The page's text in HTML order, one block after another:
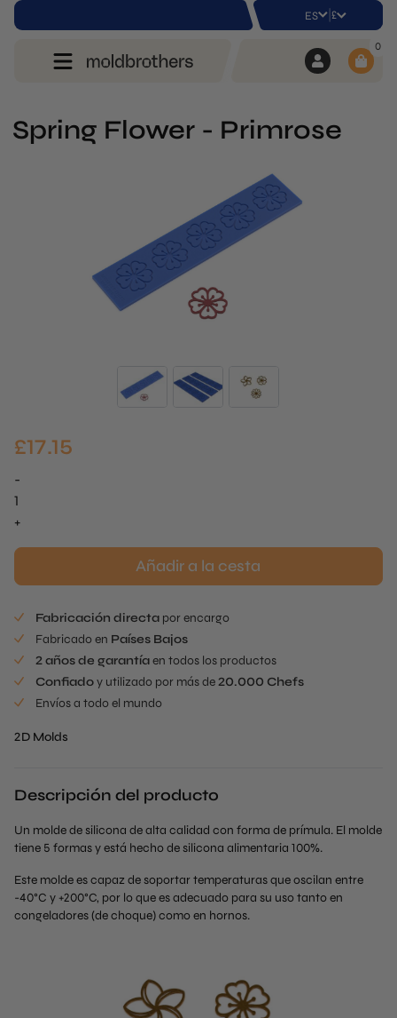
ES | £
0
Spring Flower - Primrose
£17.15
-
Flor
de
Prímula
+
Añadir a la cesta
Fabricación directa por encargo
Fabricado en Países Bajos
2 años de garantíaen todos los productos
Confiadoy utilizado por más de20.000 Chefs
Envíos a todo el mundo
2D Molds
Descripción del producto
Un molde de silicona de alta calidad con forma de prímula. El molde
tiene 5 formas y está hecho de silicona alimentaria 100%.
Este molde es capaz de soportar temperaturas que oscilan entre
-40°C y +200°C, por lo que es adecuado para su uso tanto en
congeladores (de choque) como en hornos.